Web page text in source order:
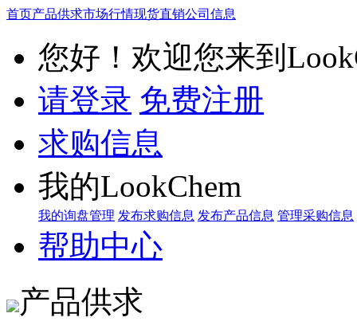
首页产品供求市场行情现货直销公司信息
您好！欢迎您来到
请登录 免费注册
求购信息
我的LookChem
我的询盘管理 发布求购信息 发布产品信息 管理采购信息
帮助中心
产品供求